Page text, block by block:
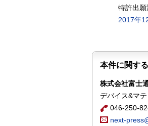
特許出
2017年
本件に関す
株式会社富士
デバイス&マ
046-250-
next-